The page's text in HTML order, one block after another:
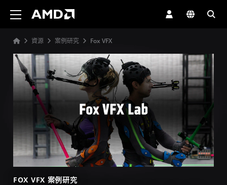
資源 案例研究 Fox VFX
FOX VFX 案例研究